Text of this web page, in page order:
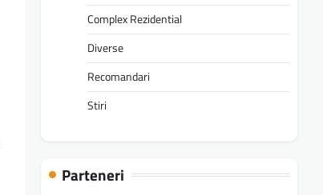
Complex Rezidential
Diverse
Recomandari
Stiri
Parteneri